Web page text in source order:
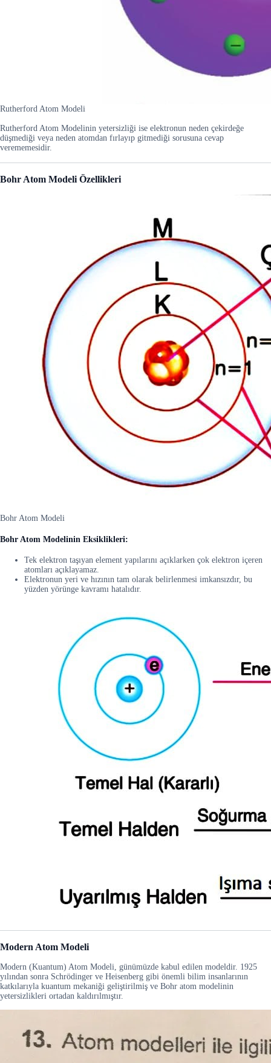
Rutherford Atom Modeli
Rutherford Atom Modelinin yetersizliği ise elektronun neden çekirdeğe
düşmediği veya neden atomdan fırlayıp gitmediği sorusuna cevap
verememesidir.
Bohr Atom Modeli Özellikleri
Bohr Atom Modeli
Bohr Atom Modelinin Eksiklikleri:
Tek elektron taşıyan element yapılarını açıklarken çok elektron içeren
atomları açıklayamaz.
Elektronun yeri ve hızının tam olarak belirlenmesi imkansızdır, bu
yüzden yörünge kavramı hatalıdır.
Modern Atom Modeli
Modern (Kuantum) Atom Modeli, günümüzde kabul edilen modeldir. 1925
yılından sonra Schrödinger ve Heisenberg gibi önemli bilim insanlarının
katkılarıyla kuantum mekaniği geliştirilmiş ve Bohr atom modelinin
yetersizlikleri ortadan kaldırılmıştır.